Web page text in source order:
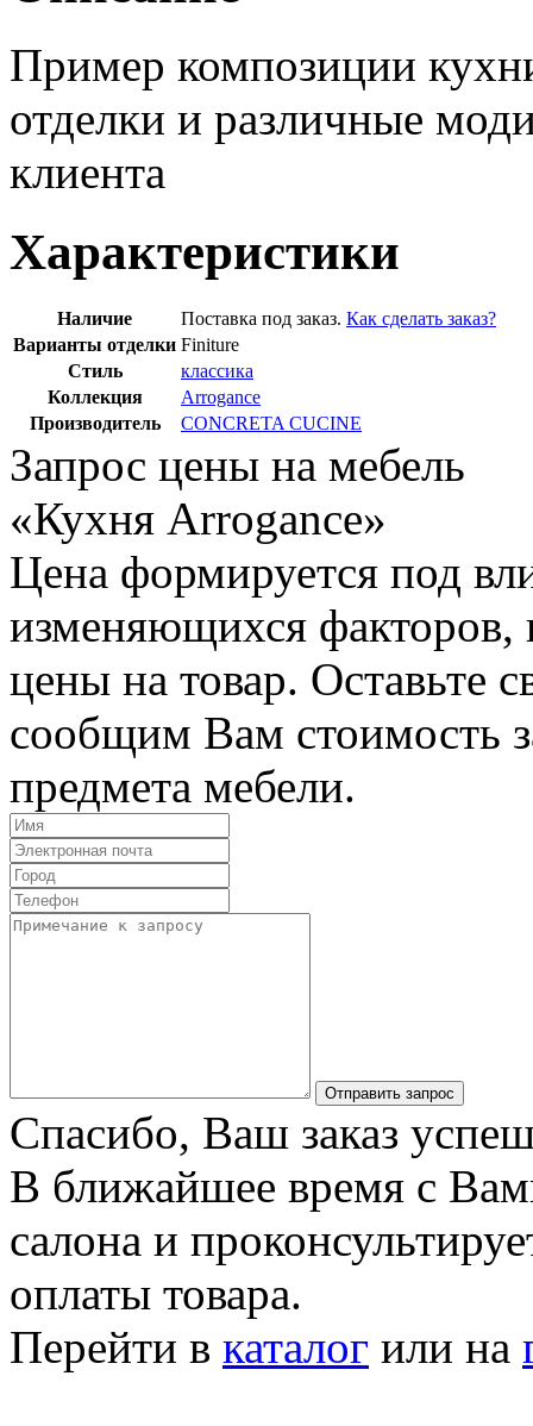
Пример композиции
отделки и различные
клиента
Характеристики
Наличие Поставка под заказ. Как сделать заказ?
Варианты отделки Finiture
Стиль
классика
Коллекция
Arrogance
Производитель
CONCRETA CUCINE
Запрос цены на мебель
«Кухня Arrogance»
Цена формируется под
изменяющихся факторов,
цены на товар. Оставьте
сообщим Вам стоимость
предмета мебели.
Отправить запрос
Спасибо, Ваш заказ
В ближайшее время с
салона и
оплаты товара.
Перейти в каталог или на